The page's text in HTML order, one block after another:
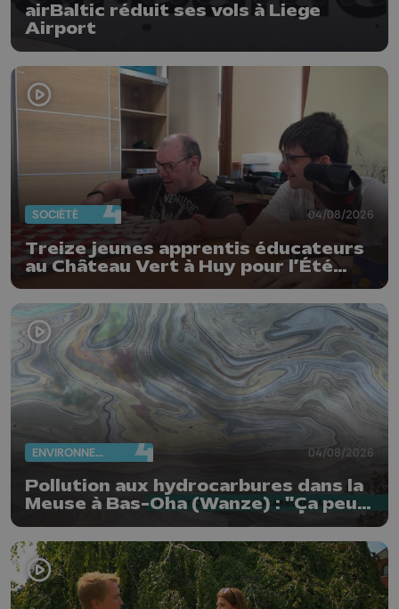
airBaltic réduit ses vols à Liege
Airport
SOCIÉTÉ 04/08/2026
Treize jeunes apprentis éducateurs
au Château Vert à Huy pour l’Été
solidaire
ENVIRONNEMENT 04/08/2026
Pollution aux hydrocarbures dans la
Meuse à Bas-Oha (Wanze) : "Ça peut